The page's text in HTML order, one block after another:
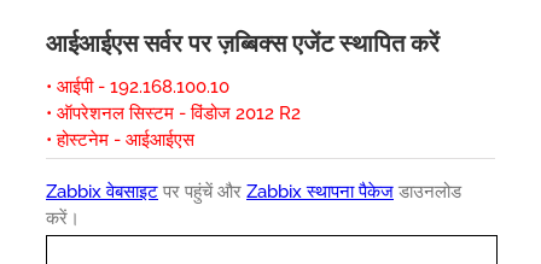
आईआईएस सर्वर पर ज़ब्बिक्स एजेंट स्थापित करें
• आईपी - 192.168.100.10
• ऑपरेशनल सिस्टम - विंडोज 2012 R2
• होस्टनेम - आईआईएस
Zabbix वेबसाइट पर पहुंचें और Zabbix स्थापना पैकेज डाउनलोड
करें।